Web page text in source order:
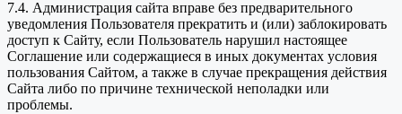
7.4. Администрация сайта вправе без предварительного
уведомления Пользователя прекратить и (или) заблокировать
доступ к Сайту, если Пользователь нарушил настоящее
Соглашение или содержащиеся в иных документах условия
пользования Сайтом, а также в случае прекращения действия
Сайта либо по причине технической неполадки или
проблемы.